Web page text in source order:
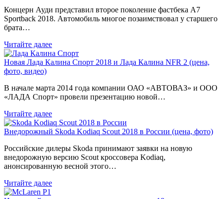
Концерн Ауди представил второе поколение фастбека A7
Sportback 2018. Автомобиль многое позаимствовал у старшего
брата…
Читайте далее
Новая Лада Калина Спорт 2018 и Лада Калина NFR 2 (цена,
фото, видео)
В начале марта 2014 года компании ОАО «АВТОВАЗ» и ООО
«ЛАДА Спорт» провели презентацию новой…
Читайте далее
Внедорожный Skoda Kodiaq Scout 2018 в России (цена, фото)
Российские дилеры Skoda принимают заявки на новую
внедорожную версию Scout кроссовера Kodiaq,
анонсированную весной этого…
Читайте далее